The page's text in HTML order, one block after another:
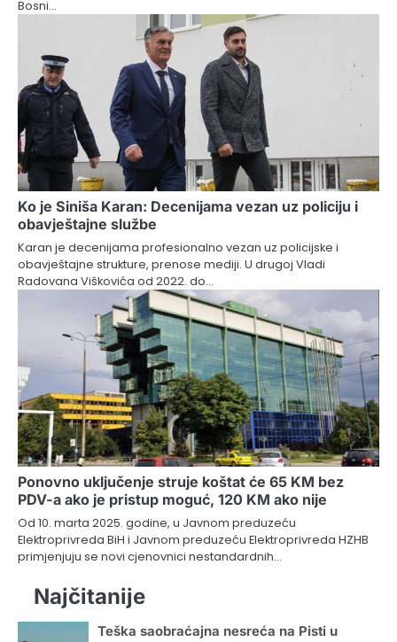
Bosni…
Ko je Siniša Karan: Decenijama vezan uz policiju i
obavještajne službe
Karan je decenijama profesionalno vezan uz policijske i
obavještajne strukture, prenose mediji. U drugoj Vladi
Radovana Viškovića od 2022. do…
Ponovno uključenje struje koštat će 65 KM bez
PDV-a ako je pristup moguć, 120 KM ako nije
Od 10. marta 2025. godine, u Javnom preduzeću
Elektroprivreda BiH i Javnom preduzeću Elektroprivreda HZHB
primjenjuju se novi cjenovnici nestandardnih…
Najčitanije
Teška saobraćajna nesreća na Pisti u